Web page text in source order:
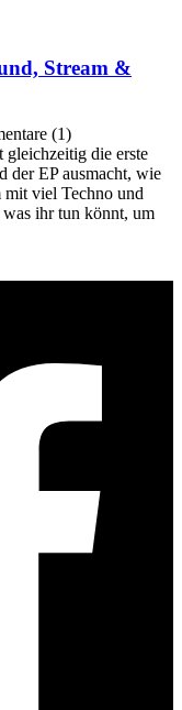
Stream &
(1)
die erste
der EP ausmacht, wie
mit viel Techno und
ihr tun könnt, um